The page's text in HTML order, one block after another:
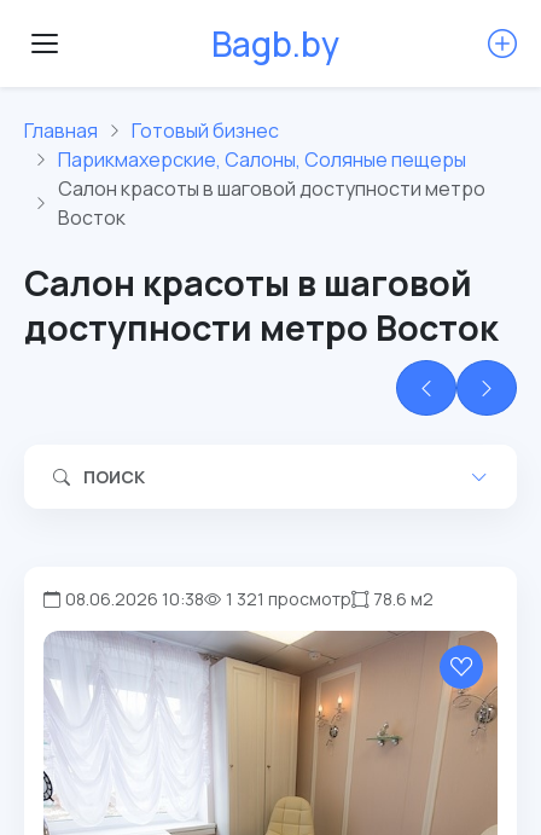
Bagb.by
Главная
Готовый бизнес
Парикмахерские, Салоны, Соляные пещеры
Салон красоты в шаговой доступности метро
Восток
Салон красоты в шаговой
доступности метро Восток
ПОИСК
08.06.2026 10:38 1 321 просмотр 78.6 м2